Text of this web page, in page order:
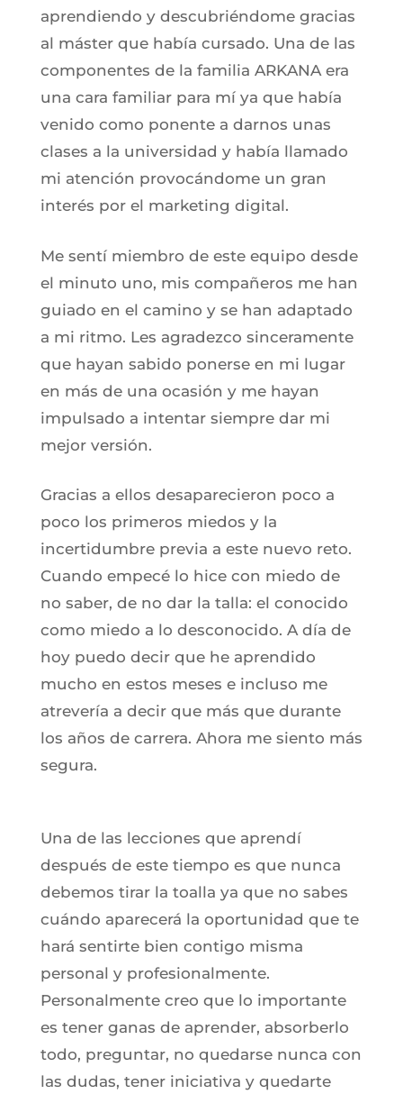
aprendiendo y descubriéndome gracias
al máster que había cursado. Una de las
componentes de la familia ARKANA era
una cara familiar para mí ya que había
venido como ponente a darnos unas
clases a la universidad y había llamado
mi atención provocándome un gran
interés por el marketing digital.
Me sentí miembro de este equipo desde
el minuto uno, mis compañeros me han
guiado en el camino y se han adaptado
a mi ritmo. Les agradezco sinceramente
que hayan sabido ponerse en mi lugar
en más de una ocasión y me hayan
impulsado a intentar siempre dar mi
mejor versión.
Gracias a ellos desaparecieron poco a
poco los primeros miedos y la
incertidumbre previa a este nuevo reto.
Cuando empecé lo hice con miedo de
no saber, de no dar la talla: el conocido
como miedo a lo desconocido. A día de
hoy puedo decir que he aprendido
mucho en estos meses e incluso me
atrevería a decir que más que durante
los años de carrera. Ahora me siento más
segura.
Una de las lecciones que aprendí
después de este tiempo es que nunca
debemos tirar la toalla ya que no sabes
cuándo aparecerá la oportunidad que te
hará sentirte bien contigo misma
personal y profesionalmente.
Personalmente creo que lo importante
es tener ganas de aprender, absorberlo
todo, preguntar, no quedarse nunca con
las dudas, tener iniciativa y quedarte